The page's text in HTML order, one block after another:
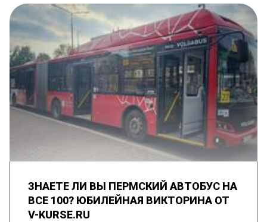
ЗНАЕТЕ ЛИ ВЫ ПЕРМСКИЙ АВТОБУС НА
ВСЕ 100? ЮБИЛЕЙНАЯ ВИКТОРИНА ОТ
V-KURSE.RU